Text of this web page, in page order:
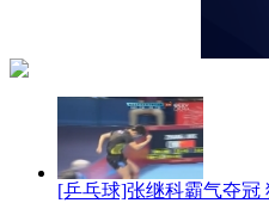
[乒乓球]张继科霸气夺冠